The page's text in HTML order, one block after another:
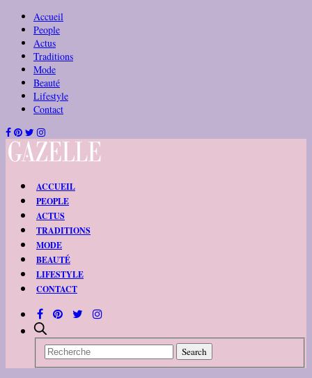
Accueil
People
Actus
Traditions
Mode
Beauté
Lifestyle
Contact
ACCUEIL
PEOPLE
ACTUS
TRADITIONS
MODE
BEAUTÉ
LIFESTYLE
CONTACT